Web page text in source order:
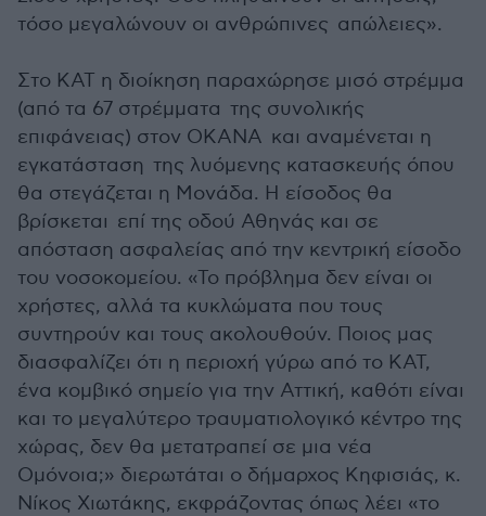
τόσο μεγαλώνουν οι ανθρώπινες απώλειες».
Στο ΚΑΤ η διοίκηση παραχώρησε μισό στρέμμα
(από τα 67 στρέμματα της συνολικής
επιφάνειας) στον ΟΚΑΝΑ και αναμένεται η
εγκατάσταση της λυόμενης κατασκευής όπου
θα στεγάζεται η Μονάδα. Η είσοδος θα
βρίσκεται επί της οδού Αθηνάς και σε
απόσταση ασφαλείας από την κεντρική είσοδο
του νοσοκομείου. «Το πρόβλημα δεν είναι οι
χρήστες, αλλά τα κυκλώματα που τους
συντηρούν και τους ακολουθούν. Ποιος μας
διασφαλίζει ότι η περιοχή γύρω από το ΚΑΤ,
ένα κομβικό σημείο για την Αττική, καθότι είναι
και το μεγαλύτερο τραυματιολογικό κέντρο της
χώρας, δεν θα μετατραπεί σε μια νέα
Ομόνοια;» διερωτάται ο δήμαρχος Κηφισιάς, κ.
Νίκος Χιωτάκης, εκφράζοντας όπως λέει «το